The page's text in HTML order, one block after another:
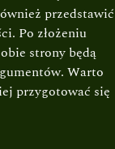
przedstawić
Po złożeniu
strony będą
Warto
przygotować się